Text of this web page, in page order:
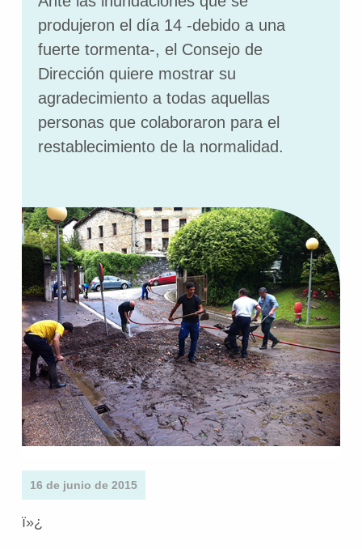
produjeron el día 14 -debido a una
fuerte tormenta-, el Consejo de
Dirección quiere mostrar su
agradecimiento a todas aquellas
personas que colaboraron para el
restablecimiento de la normalidad.
16 de junio de 2015
ï»¿